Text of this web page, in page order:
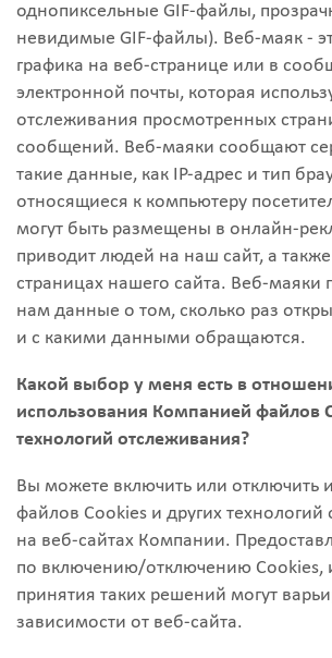
однопиксельные GIF-файлы,
невидимые GIF-файлы). Веб-маяк -
графика на веб-странице или в
электронной почты, которая
отслеживания просмотренных
сообщений. Веб-маяки сообщают
такие данные, как IP-адрес и тип
относящиеся к компьютеру
могут быть размещены в онлайн-
приводит людей на наш сайт, а
страницах нашего сайта. Веб-маяки
нам данные о том, сколько раз
и с какими данными обращаются.
Какой выбор у меня есть в
использования Компанией файлов
технологий отслеживания?
Вы можете включить или отключить
файлов Cookies и других технологий
на веб-сайтах Компании.
по включению/отключению Cookies,
принятия таких решений могут
зависимости от веб-сайта.